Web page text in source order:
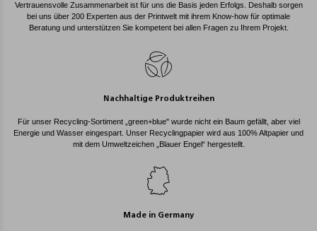
Vertrauensvolle Zusammenarbeit ist für uns die Basis jeden Erfolgs. Deshalb sorgen
bei uns über 200 Experten aus der Printwelt mit ihrem Know-how für optimale
Beratung und unterstützen Sie kompetent bei allen Fragen zu Ihrem Projekt.
Nachhaltige Produktreihen
Für unser Recycling-Sortiment „green+blue" wurde nicht ein Baum gefällt, aber viel
Energie und Wasser eingespart. Unser Recyclingpapier wird aus 100% Altpapier und
mit dem Umweltzeichen „Blauer Engel“ hergestellt.
Made in Germany